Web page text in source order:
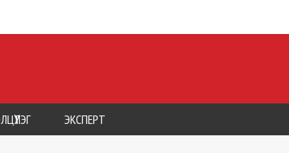
ЭКСПЕРТ